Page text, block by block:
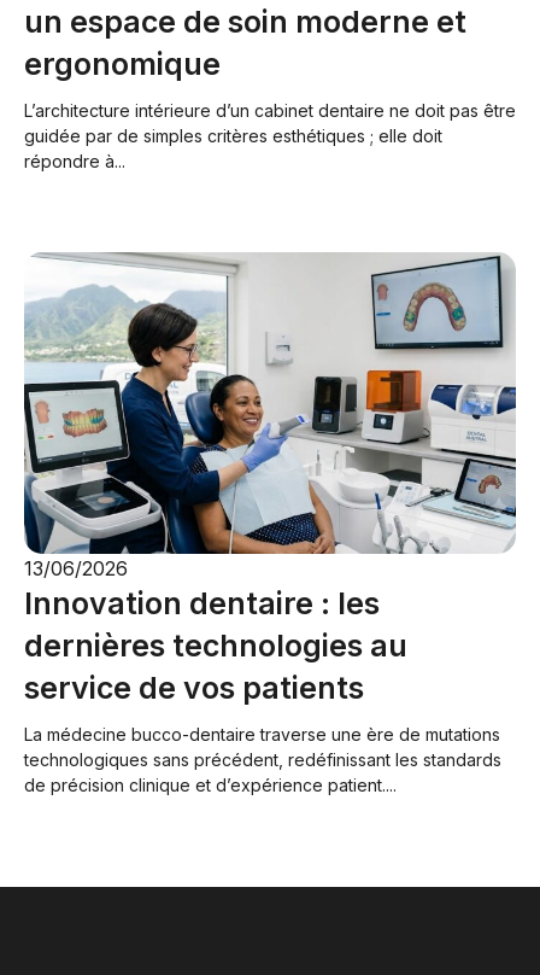
un espace de soin moderne et
ergonomique
L’architecture intérieure d’un cabinet dentaire ne doit pas être
guidée par de simples critères esthétiques ; elle doit
répondre à...
13/06/2026
Innovation dentaire : les
dernières technologies au
service de vos patients
La médecine bucco-dentaire traverse une ère de mutations
technologiques sans précédent, redéfinissant les standards
de précision clinique et d’expérience patient....